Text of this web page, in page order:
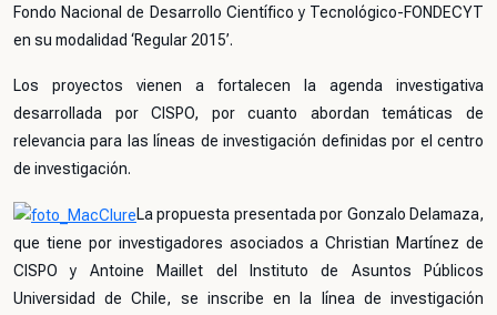
Fondo Nacional de Desarrollo Científico y Tecnológico-FONDECYT
en su modalidad ‘Regular 2015’.
Los proyectos vienen a fortalecen la agenda investigativa
desarrollada por CISPO, por cuanto abordan temáticas de
relevancia para las líneas de investigación definidas por el centro
de investigación.
La propuesta presentada por Gonzalo Delamaza,
que tiene por investigadores asociados a Christian Martínez de
CISPO y Antoine Maillet del Instituto de Asuntos Públicos
Universidad de Chile, se inscribe en la línea de investigación